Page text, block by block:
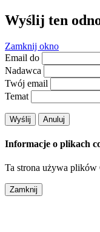
Wyślij ten
Zamknij okno
Email do
Nadawca
Twój email
Temat
Wyślij Anuluj
Informacje o plikach
Ta strona używa